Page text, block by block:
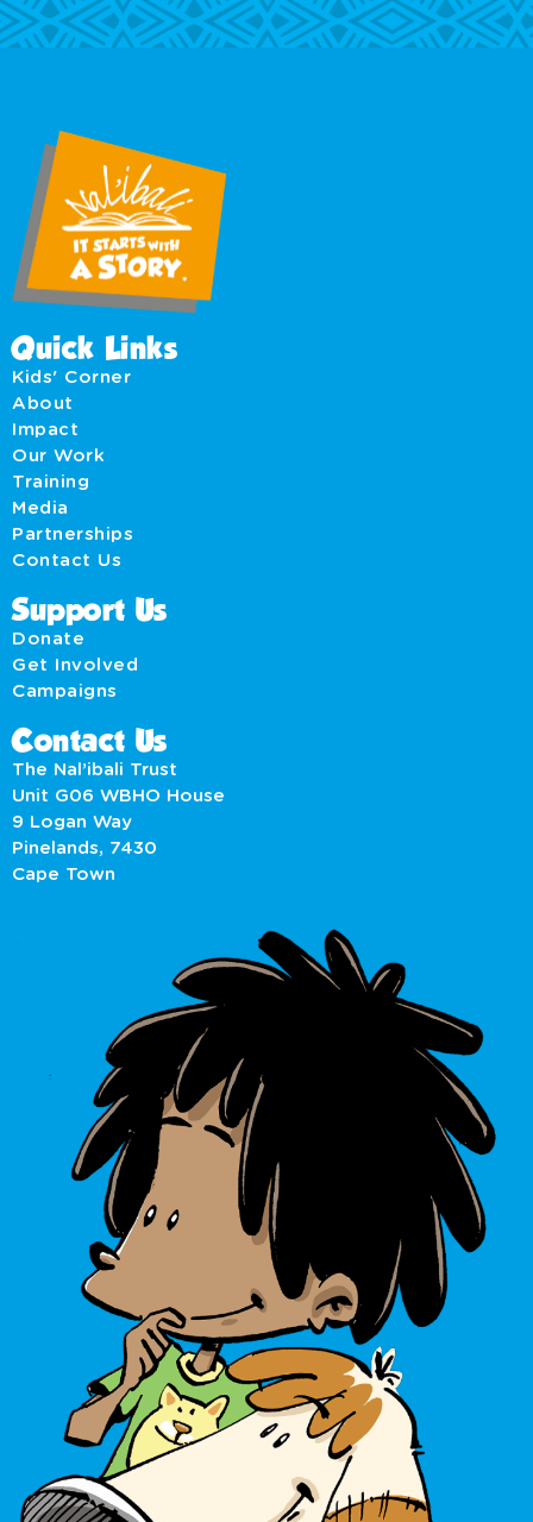
Quick Links
Kids' Corner
About
Impact
Our Work
Training
Media
Partnerships
Contact Us
Support Us
Donate
Get Involved
Campaigns
Contact Us
The Nal’ibali Trust
Unit G06 WBHO House
9 Logan Way
Pinelands, 7430
Cape Town